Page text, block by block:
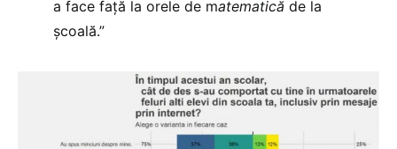
a face față la orele de matematică de la
școală.”